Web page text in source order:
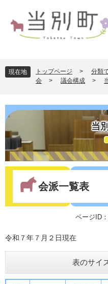
でば
へ
現在地 トップページ > 分類
会
> 議会構成 >
当
会派一覧表
ページID
令和７年７月２日現在
表のサイ